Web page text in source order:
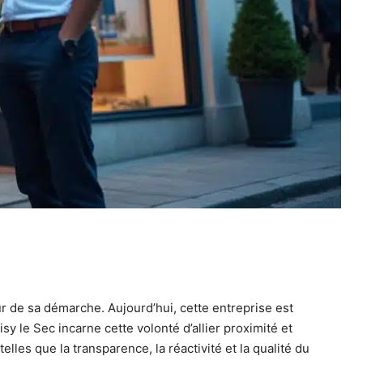
de sa démarche. Aujourd’hui, cette entreprise est
le Sec incarne cette volonté d’allier proximité et
que la transparence, la réactivité et la qualité du